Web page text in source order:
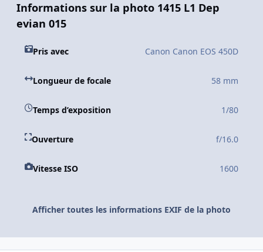
Informations sur la photo 1415 L1 Dep
evian 015
Pris avec Canon Canon EOS 450D
Longueur de focale 58 mm
Temps d’exposition 1/80
Ouverture f/16.0
Vitesse ISO 1600
Afficher toutes les informations EXIF de la photo